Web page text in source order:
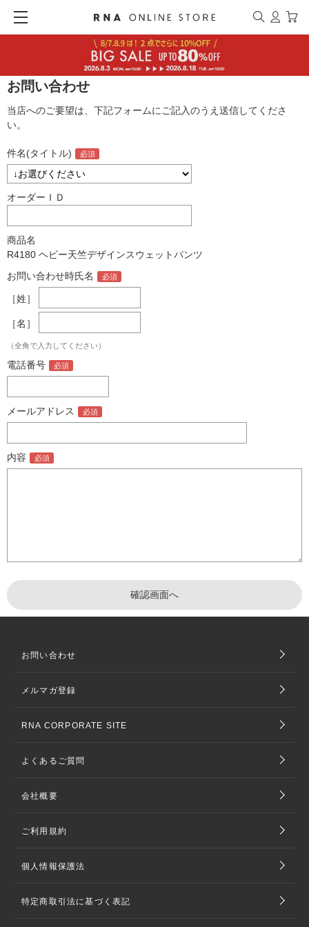
お問い合わせ
当店へのご要望は、下記フォームにご記入のうえ送信してくださ
い。
件名(タイトル)
オーダーＩＤ
商品名
R4180 ヘビー天竺デザインスウェットパンツ
お問い合わせ時氏名
［姓］
［名］
（全角で入力してください）
電話番号
メールアドレス
内容
お問い合わせ
メルマガ登録
RNA CORPORATE SITE
よくあるご質問
会社概要
ご利用規約
個人情報保護法
特定商取引法に基づく表記